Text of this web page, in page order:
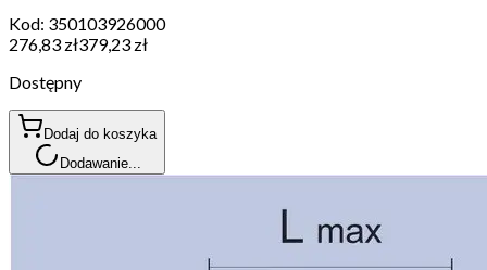
Kod: 350103926000
276,83 zł379,23 zł
Dostępny
Dodaj do koszyka
Dodawanie...